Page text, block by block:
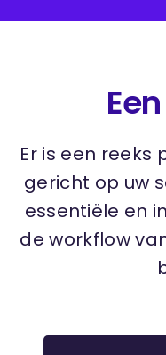
Er is een
gericht op uw
essentiële en
de workflow